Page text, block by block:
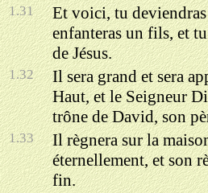
1.31
Et voici, tu
enfanteras un fils, et
de Jésus.
1.32
Il sera grand et sera
Haut, et le Seigneur
trône de David, son
1.33
Il règnera sur la
éternellement, et son
fin.